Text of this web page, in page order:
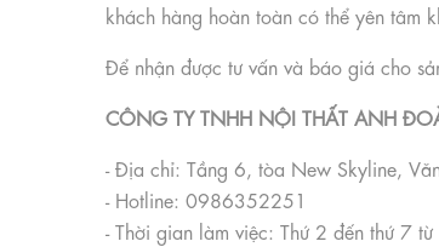
khách hàng hoàn toàn có thể yên tâm
Để nhận được tư vấn và báo giá cho
CÔNG TY TNHH NỘI THẤT ANH
- Địa chỉ: Tầng 6, tòa New Skyline,
- Hotline: 0986352251
- Thời gian làm việc: Thứ 2 đến thứ 7